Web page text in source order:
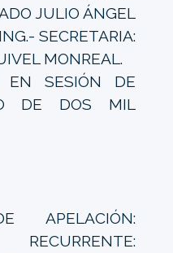
JULIO ÁNGEL
SECRETARIA:
MONREAL.
EN SESIÓN DE
DE DOS MIL
APELACIÓN: